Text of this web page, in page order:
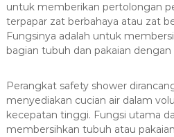
untuk memberikan pertolongan
terpapar zat berbahaya atau zat
Fungsinya adalah untuk
bagian tubuh dan pakaian
Perangkat safety shower
menyediakan cucian air dalam
kecepatan tinggi. Fungsi utama
membersihkan tubuh atau